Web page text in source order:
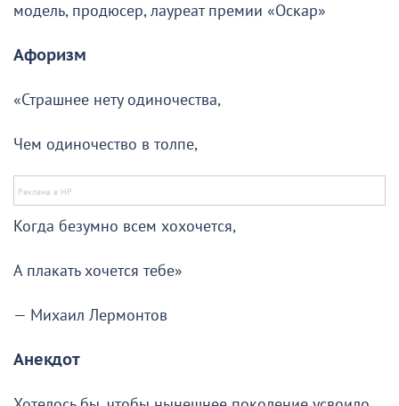
модель, продюсер, лауреат премии «Оскар»
Афоризм
«Страшнее нету одиночества,
Чем одиночество в толпе,
Когда безумно всем хохочется,
А плакать хочется тебе»
— Михаил Лермонтов
Анекдот